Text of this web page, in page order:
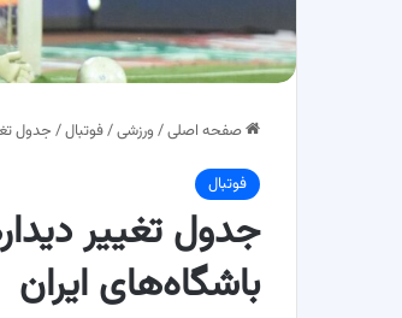
صفحه اصلی/ ورزشی/فوتبال/ جدول
فوتبال
جدول تغییر
باشگاه‌های ایران